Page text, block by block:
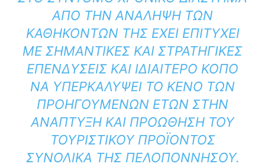
ΑΠΌ ΤΗΝ ΑΝΆΛΗΨΗ ΤΩΝ
ΚΑΘΗΚΌΝΤΩΝ ΤΗΣ ΈΧΕΙ ΕΠΙΤΎΧΕΙ
ΜΕ ΣΗΜΑΝΤΙΚΈΣ ΚΑΙ ΣΤΡΑΤΗΓΙΚΈΣ
ΕΠΕΝΔΎΣΕΙΣ ΚΑΙ ΙΔΙΑΊΤΕΡΟ ΚΌΠΟ
ΝΑ ΥΠΕΡΚΑΛΎΨΕΙ ΤΟ ΚΕΝΌ ΤΩΝ
ΠΡΟΗΓΟΎΜΕΝΩΝ ΕΤΏΝ ΣΤΗΝ
ΑΝΆΠΤΥΞΗ ΚΑΙ ΠΡΟΏΘΗΣΗ ΤΟΥ
ΤΟΥΡΙΣΤΙΚΟΎ ΠΡΟΪΌΝΤΟΣ
ΣΥΝΟΛΙΚΆ ΤΗΣ ΠΕΛΟΠΟΝΝΉΣΟΥ.